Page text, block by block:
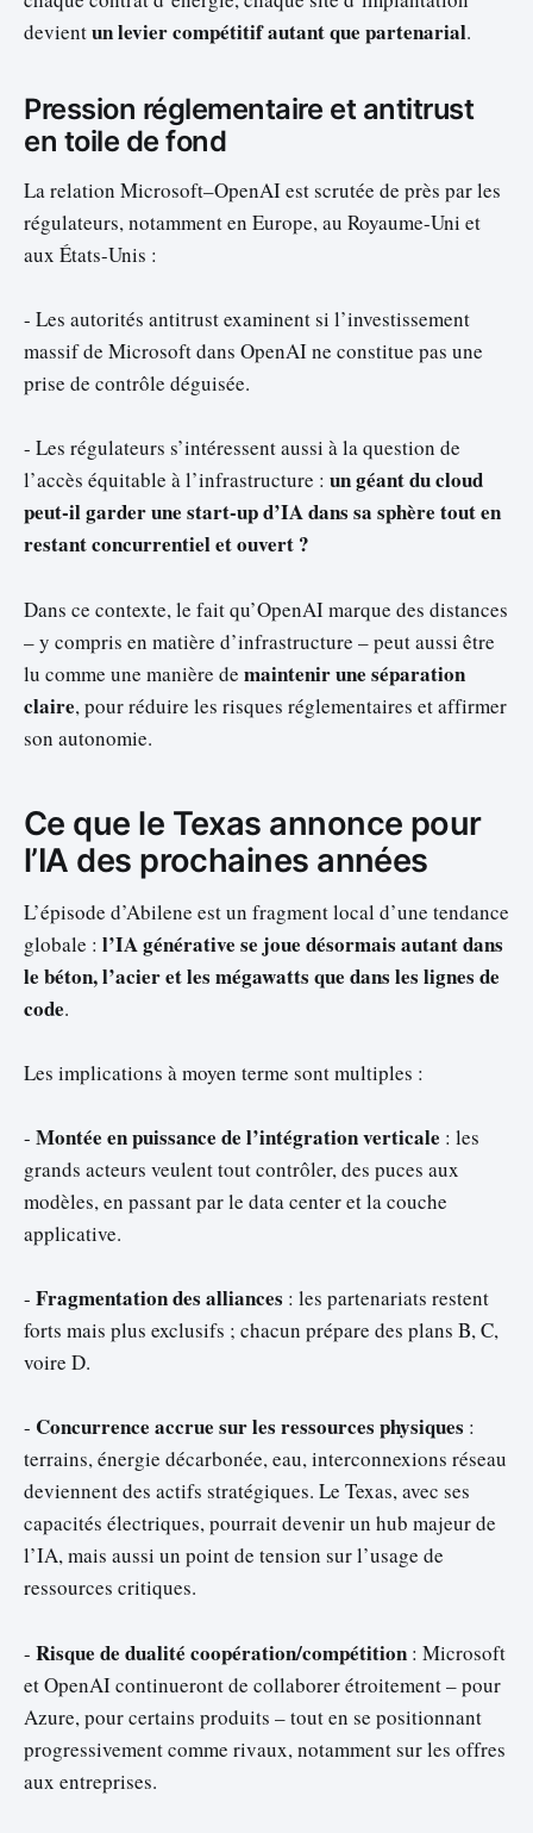
devientun levier compétitif autant que partenarial.
Pression réglementaire et antitrust
en toile de fond
La relation Microsoft–OpenAI est scrutée de près par les
régulateurs, notamment en Europe, au Royaume-Uni et
aux États-Unis :
- Les autorités antitrust examinent si l’investissement
massif de Microsoft dans OpenAI ne constitue pas une
prise de contrôle déguisée.
- Les régulateurs s’intéressent aussi à la question de
l’accès équitable à l’infrastructure : un géant du cloud
peut-il garder une start-up d’IA dans sa sphère tout en
restant concurrentiel et ouvert ?
Dans ce contexte, le fait qu’OpenAI marque des distances
– y compris en matière d’infrastructure – peut aussi être
lu comme une manière de maintenir une séparation
claire, pour réduire les risques réglementaires et affirmer
son autonomie.
Ce que le Texas annonce pour
l’IA des prochaines années
L’épisode d’Abilene est un fragment local d’une tendance
globale : l’IA générative se joue désormais autant dans
le béton, l’acier et les mégawatts que dans les lignes de
code.
Les implications à moyen terme sont multiples :
- Montée en puissance de l’intégration verticale : les
grands acteurs veulent tout contrôler, des puces aux
modèles, en passant par le data center et la couche
applicative.
- Fragmentation des alliances : les partenariats restent
forts mais plus exclusifs ; chacun prépare des plans B, C,
voire D.
- Concurrence accrue sur les ressources physiques :
terrains, énergie décarbonée, eau, interconnexions réseau
deviennent des actifs stratégiques. Le Texas, avec ses
capacités électriques, pourrait devenir un hub majeur de
l’IA, mais aussi un point de tension sur l’usage de
ressources critiques.
- Risque de dualité coopération/compétition : Microsoft
et OpenAI continueront de collaborer étroitement – pour
Azure, pour certains produits – tout en se positionnant
progressivement comme rivaux, notamment sur les offres
aux entreprises.